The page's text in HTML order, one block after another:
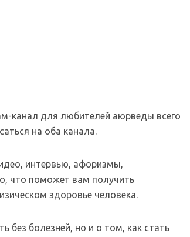
канал для любителей аюрведы всего
на оба канала.
интервью, афоризмы,
что поможет вам получить
здоровье человека.
без болезней, но и о том, как стать